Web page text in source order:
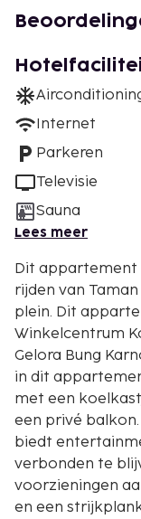
Internet
Parkeren
Televisie
Sauna
Lees meer
Dit appartement
rijden van
plein. Dit appartement ligt op 14,1 km van
Winkelcentrum
Gelora Bung
in dit
met een
een privé
biedt
verbonden te
voorzieningen
en een